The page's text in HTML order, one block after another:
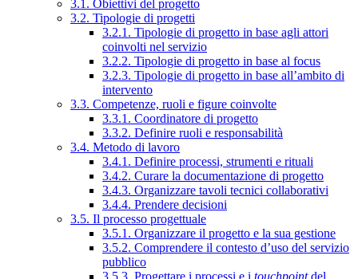
3.1. Obiettivi del progetto
3.2. Tipologie di progetti
3.2.1. Tipologie di progetto in base agli attori
coinvolti nel servizio
3.2.2. Tipologie di progetto in base al focus
3.2.3. Tipologie di progetto in base all’ambito di
intervento
3.3. Competenze, ruoli e figure coinvolte
3.3.1. Coordinatore di progetto
3.3.2. Definire ruoli e responsabilità
3.4. Metodo di lavoro
3.4.1. Definire processi, strumenti e rituali
3.4.2. Curare la documentazione di progetto
3.4.3. Organizzare tavoli tecnici collaborativi
3.4.4. Prendere decisioni
3.5. Il processo progettuale
3.5.1. Organizzare il progetto e la sua gestione
3.5.2. Comprendere il contesto d’uso del servizio
pubblico
3.5.3. Progettare i processi e i touchpointdel